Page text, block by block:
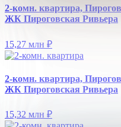
2-комн. квартира,
ЖК Пироговская Ривьера
15,27 млн ₽
2-комн. квартира,
ЖК Пироговская Ривьера
15,32 млн ₽